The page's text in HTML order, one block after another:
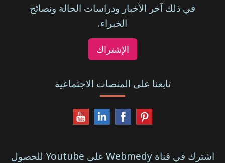
في ذلك آخر الأخبار ودراسات الحالة ونصائح
الخبراء.
الإشتراك
تابعنا على المنصات الاجتماعية
اشترك في قناة Webmedy على Youtube للحصول